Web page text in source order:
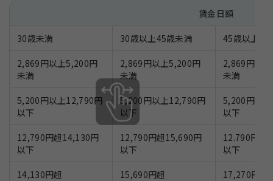
賃金日額
30歳未満 30歳以上45歳未満 45歳以上60
2,869円以上5,200円
未満
2,869円以上5,200円
未満
2,869円以
未満
5,200円以上12,790円
以下
5,200円以上12,790円
以下
5,200円以
以下
12,790円超14,130円
以下
12,790円超15,690円
以下
12.790円超
以下
14,130円超 15,690円超 17,270円超